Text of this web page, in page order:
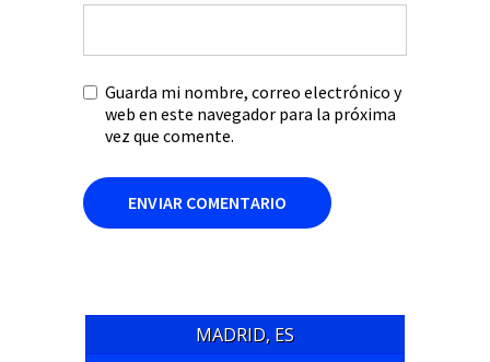
Guarda mi nombre, correo electrónico y
web en este navegador para la próxima
vez que comente.
MADRID, ES